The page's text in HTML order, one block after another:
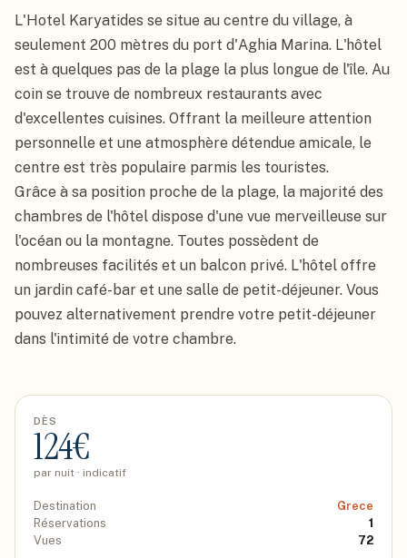
L'Hotel Karyatides se situe au centre du village, à
seulement 200 mètres du port d'Aghia Marina. L'hôtel
est à quelques pas de la plage la plus longue de l'île. Au
coin se trouve de nombreux restaurants avec
d'excellentes cuisines. Offrant la meilleure attention
personnelle et une atmosphère détendue amicale, le
centre est très populaire parmis les touristes.
Grâce à sa position proche de la plage, la majorité des
chambres de l'hôtel dispose d'une vue merveilleuse sur
l'océan ou la montagne. Toutes possèdent de
nombreuses facilités et un balcon privé. L'hôtel offre
un jardin café-bar et une salle de petit-déjeuner. Vous
pouvez alternativement prendre votre petit-déjeuner
dans l'intimité de votre chambre.
DÈS
124€
par nuit · indicatif
Destination
Grece
Réservations
1
Vues
72